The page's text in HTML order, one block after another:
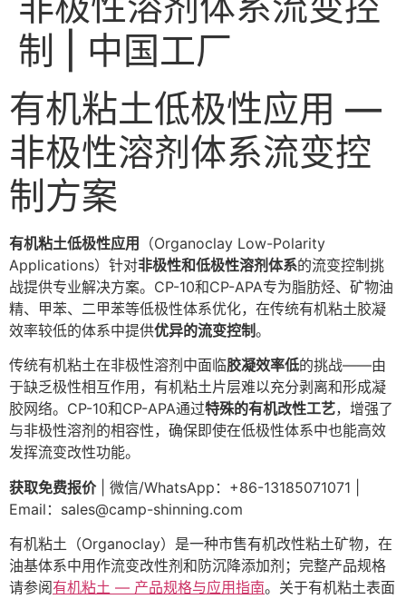
制 | 中国工厂
有机粘土低极性应用 —
非极性溶剂体系流变控
制方案
有机粘土低极性应用
（Organoclay Low-Polarity
Applications）针对非极性和低极性溶剂体系的流变控制挑
战提供专业解决方案。CP-10和CP-APA专为脂肪烃、矿物油
精、甲苯、二甲苯等低极性体系优化，在传统有机粘土胶凝
效率较低的体系中提供优异的流变控制。
传统有机粘土在非极性溶剂中面临胶凝效率低的挑战——由
于缺乏极性相互作用，有机粘土片层难以充分剥离和形成凝
胶网络。CP-10和CP-APA通过特殊的有机改性工艺，增强了
与非极性溶剂的相容性，确保即使在低极性体系中也能高效
发挥流变改性功能。
获取免费报价| 微信/WhatsApp：+86-13185071071 |
Email： sales@camp-shinning.com
有机粘土（Organoclay）是一种市售有机改性粘土矿物，在
油基体系中用作流变改性剂和防沉降添加剂；完整产品规格
请参阅有机粘土 — 产品规格与应用指南。关于有机粘土表面